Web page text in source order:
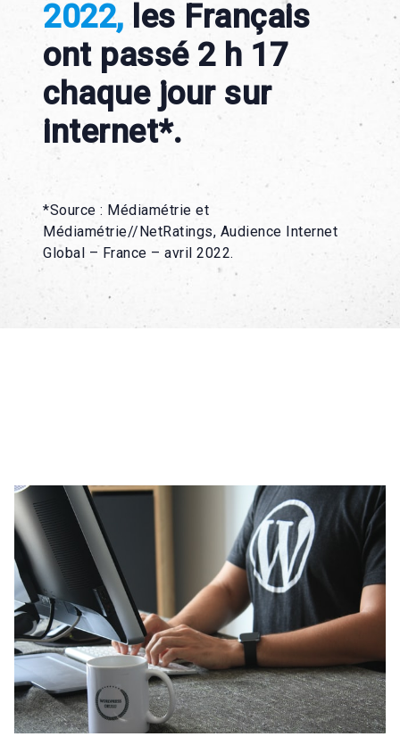
2022, les Français
ont passé 2 h 17
chaque jour sur
internet*.
*Source : Médiamétrie et
Médiamétrie//NetRatings, Audience Internet
Global – France – avril 2022.